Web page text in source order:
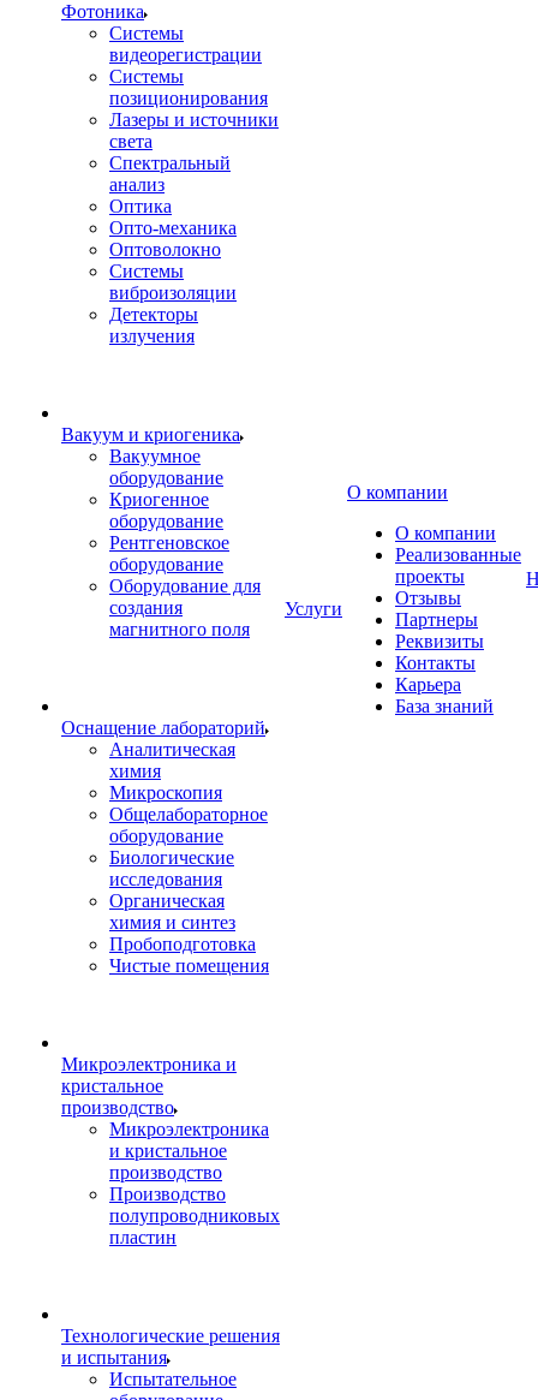
Фотоника
Cистемы
видеорегистрации
Системы
позиционирования
Лазеры и источники
света
Спектральный
анализ
Оптика
Опто-механика
Оптоволокно
Системы
виброизоляции
Детекторы
излучения
Вакуум и криогеника
Вакуумное
оборудование
Криогенное
оборудование
Рентгеновское
оборудование
Оборудование для
создания
магнитного поля
Оснащение лабораторий
Аналитическая
химия
Микроскопия
Общелабораторное
оборудование
Биологические
исследования
Органическая
химия и синтез
Пробоподготовка
Чистые помещения
Микроэлектроника и
кристальное
производство
Микроэлектроника
и кристальное
производство
Производство
полупроводниковых
пластин
Технологические решения
и испытания
Испытательное
Услуги
О компании
О компании
Реализованные
проекты
Отзывы
Партнеры
Реквизиты
Контакты
Карьера
База знаний